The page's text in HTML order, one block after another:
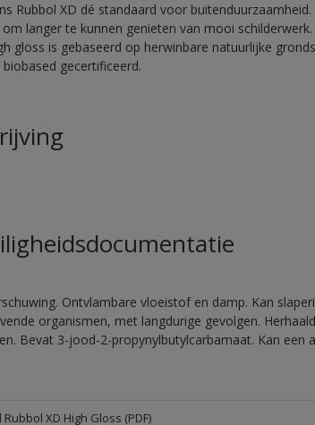
Rubbol XD dé standaard voor
langer te kunnen genieten van mooi
gloss is gebaseerd op herwinbare natuurlijke
gecertificeerd.
Ontvlambare vloeistof en damp. Kan
organismen, met langdurige gevolgen.
Bevat 3-jood-2-propynylbutylcarbamaat. Kan een
XD High Gloss (PDF)